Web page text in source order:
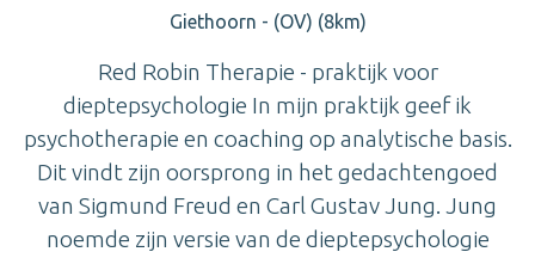
Giethoorn - (OV) (8km)
Red Robin Therapie - praktijk voor
dieptepsychologie In mijn praktijk geef ik
psychotherapie en coaching op analytische basis.
Dit vindt zijn oorsprong in het gedachtengoed
van Sigmund Freud en Carl Gustav Jung. Jung
noemde zijn versie van de dieptepsychologie